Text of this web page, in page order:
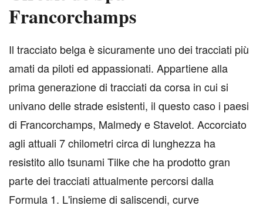
Francorchamps
Il tracciato belga è sicuramente uno dei tracciati più
amati da piloti ed appassionati. Appartiene alla
prima generazione di tracciati da corsa in cui si
univano delle strade esistenti, il questo caso i paesi
di Francorchamps, Malmedy e Stavelot. Accorciato
agli attuali 7 chilometri circa di lunghezza ha
resistito allo tsunami Tilke che ha prodotto gran
parte dei tracciati attualmente percorsi dalla
Formula 1. L'insieme di saliscendi, curve